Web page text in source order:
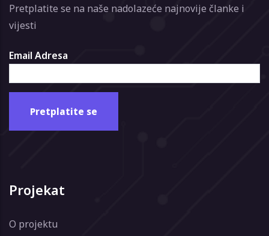
Pretplatite se na naše nadolazeće najnovije članke i
vijesti
Email Adresa
Projekat
O projektu